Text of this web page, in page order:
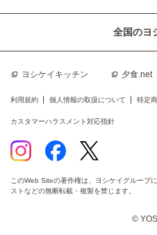
ヨシケイキッチン 夕食.net
全国のヨ
利用規約 個人情報の取扱について 特定
カスタマーハラスメント対応指針
このWeb Siteの著作権は、ヨシケイグループ
ストなどの無断転載・複製を禁じます。
©